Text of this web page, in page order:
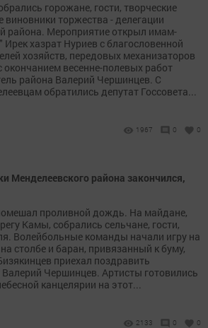
горожане, гости, творческие
виновники торжества - делегации
района. Мероприятие открыл имам-
Ирек хазрат Нуриев с благословенной
хозяйств, передовых механизаторов
окончанием весенне-полевых работ
района Валерий Чершинцев. С
обратились депутат Госсовета...
1967 0 0
Менделеевского района закончился,
проливной дождь. На майдане,
Камы, собрались сельчане, гости,
Волейбольные команды начали игру на
столбе и баран, привязанный к буму,
приехал поздравить
Чершинцев. Артисты готовились
канцелярии на этот...
2133 0 0